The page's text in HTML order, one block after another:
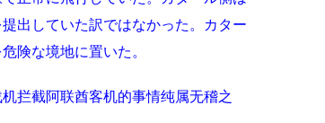
出していた訳ではなかった。カター
険な境地に置いた。
拦截阿联酋客机的事情纯属无稽之